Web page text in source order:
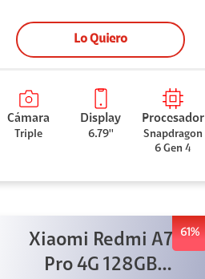
Lo Quiero
Cámara
Triple
Display
6.79''
Procesador
Snapdragon
6 Gen 4
61%
Xiaomi Redmi A7
Pro 4G 128GB